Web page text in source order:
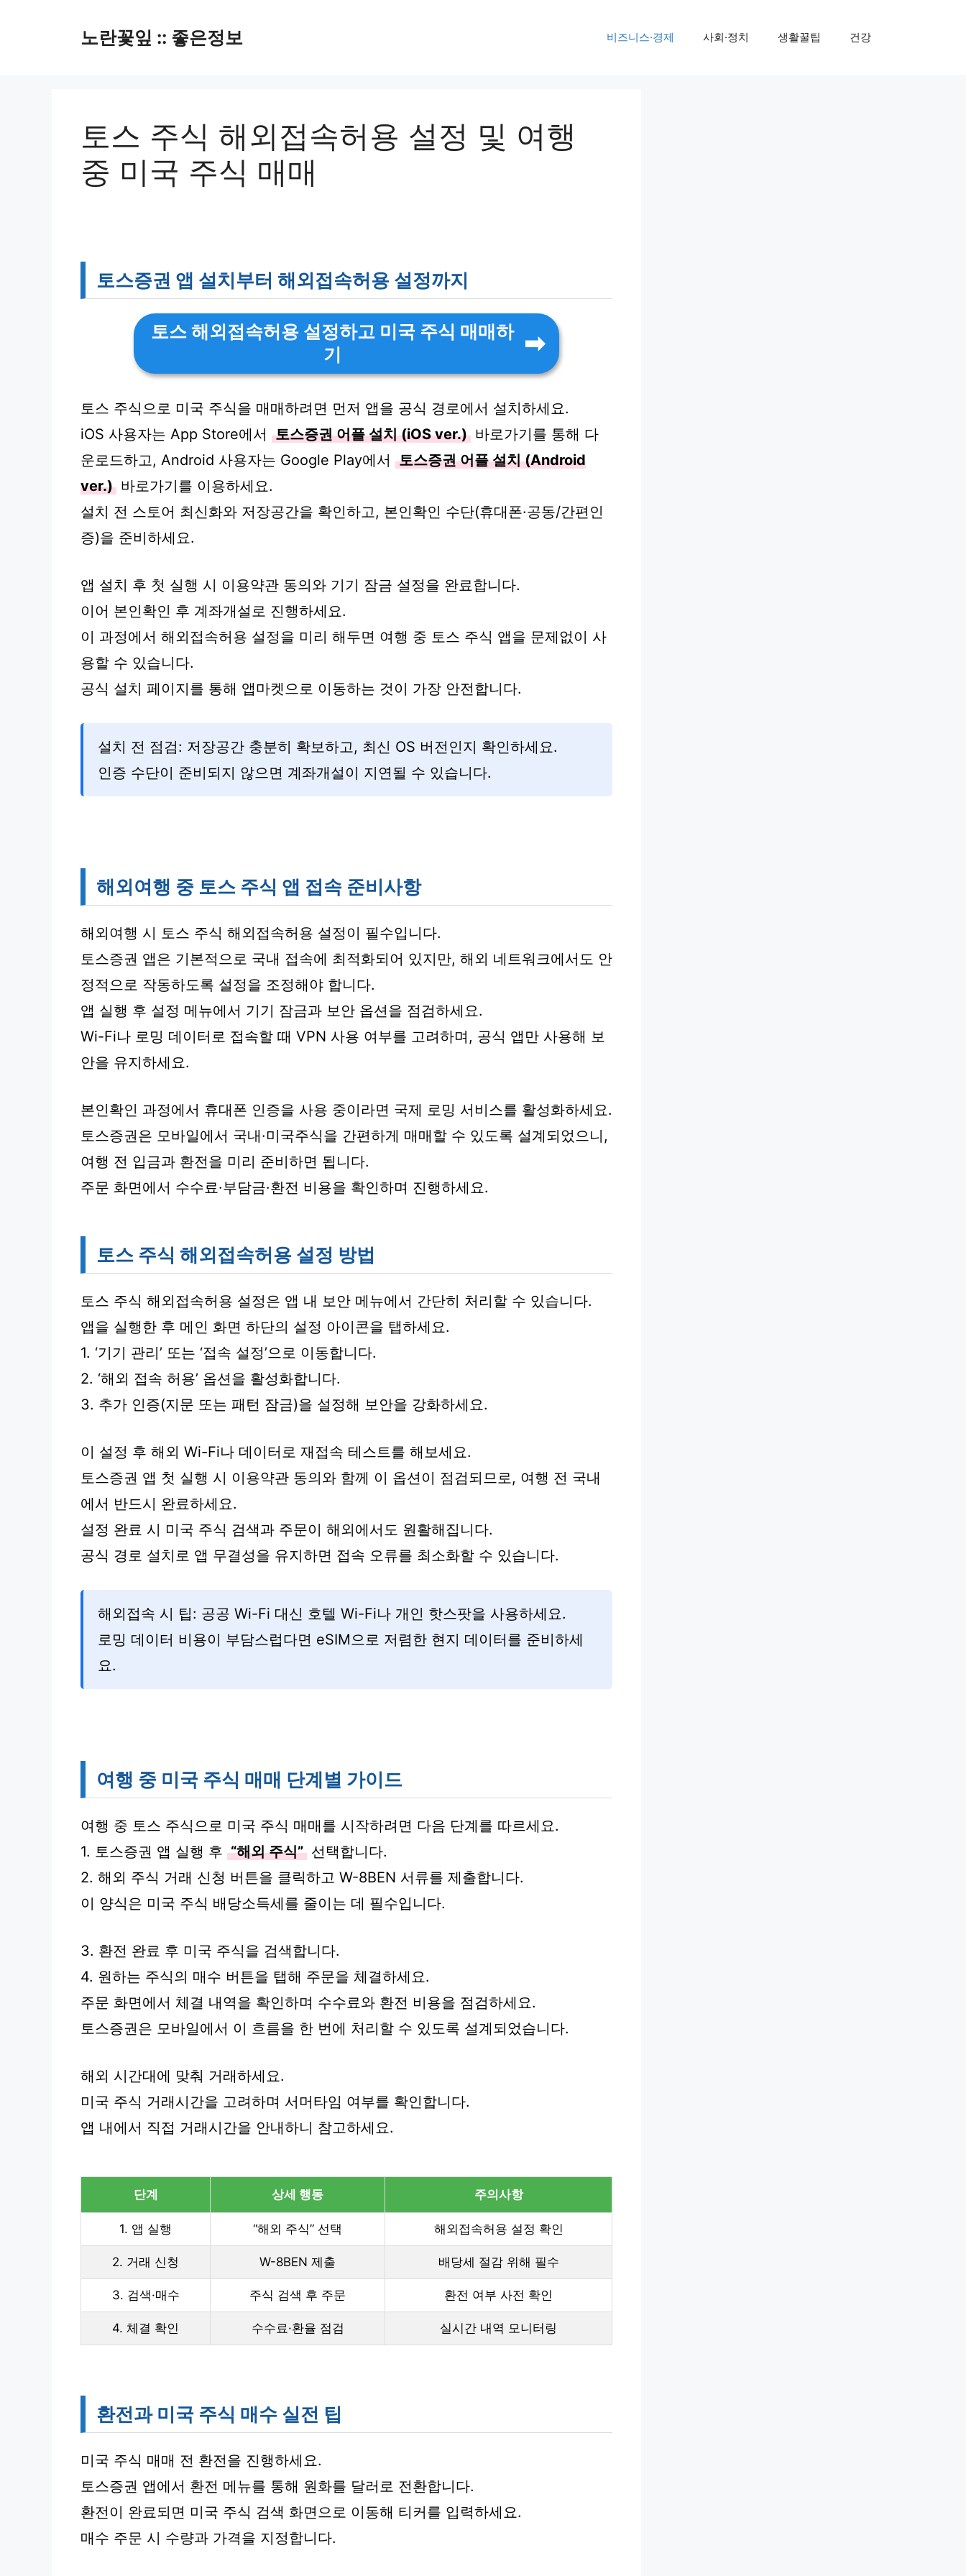
노란꽃잎 :: 좋은정보 비즈니스·경제 사회·정치 생활꿀팁 건강
토스 주식 해외접속허용 설정 및 여행
중 미국 주식 매매
토스증권 앱 설치부터 해외접속허용 설정까지
토스 해외접속허용 설정하고 미국 주식 매매하
기
토스 주식으로 미국 주식을 매매하려면 먼저 앱을 공식 경로에서 설치하세요.
iOS 사용자는 App Store에서 토스증권 어플 설치 (iOS ver.) 바로가기를 통해 다
운로드하고, Android 사용자는 Google Play에서 토스증권 어플 설치 (Android
ver.) 바로가기를 이용하세요.
설치 전 스토어 최신화와 저장공간을 확인하고, 본인확인 수단(휴대폰·공동/간편인
증)을 준비하세요.
앱 설치 후 첫 실행 시 이용약관 동의와 기기 잠금 설정을 완료합니다.
이어 본인확인 후 계좌개설로 진행하세요.
이 과정에서 해외접속허용 설정을 미리 해두면 여행 중 토스 주식 앱을 문제없이 사
용할 수 있습니다.
공식 설치 페이지를 통해 앱마켓으로 이동하는 것이 가장 안전합니다.
설치 전 점검: 저장공간 충분히 확보하고, 최신 OS 버전인지 확인하세요.
인증 수단이 준비되지 않으면 계좌개설이 지연될 수 있습니다.
해외여행 중 토스 주식 앱 접속 준비사항
해외여행 시 토스 주식 해외접속허용 설정이 필수입니다.
토스증권 앱은 기본적으로 국내 접속에 최적화되어 있지만, 해외 네트워크에서도 안
정적으로 작동하도록 설정을 조정해야 합니다.
앱 실행 후 설정 메뉴에서 기기 잠금과 보안 옵션을 점검하세요.
Wi-Fi나 로밍 데이터로 접속할 때 VPN 사용 여부를 고려하며, 공식 앱만 사용해 보
안을 유지하세요.
본인확인 과정에서 휴대폰 인증을 사용 중이라면 국제 로밍 서비스를 활성화하세요.
토스증권은 모바일에서 국내·미국주식을 간편하게 매매할 수 있도록 설계되었으니,
여행 전 입금과 환전을 미리 준비하면 됩니다.
주문 화면에서 수수료·부담금·환전 비용을 확인하며 진행하세요.
토스 주식 해외접속허용 설정 방법
토스 주식 해외접속허용 설정은 앱 내 보안 메뉴에서 간단히 처리할 수 있습니다.
앱을 실행한 후 메인 화면 하단의 설정 아이콘을 탭하세요.
1. ‘기기 관리’ 또는 ‘접속 설정’으로 이동합니다.
2. ‘해외 접속 허용’ 옵션을 활성화합니다.
3. 추가 인증(지문 또는 패턴 잠금)을 설정해 보안을 강화하세요.
이 설정 후 해외 Wi-Fi나 데이터로 재접속 테스트를 해보세요.
토스증권 앱 첫 실행 시 이용약관 동의와 함께 이 옵션이 점검되므로, 여행 전 국내
에서 반드시 완료하세요.
설정 완료 시 미국 주식 검색과 주문이 해외에서도 원활해집니다.
공식 경로 설치로 앱 무결성을 유지하면 접속 오류를 최소화할 수 있습니다.
해외접속 시 팁: 공공 Wi-Fi 대신 호텔 Wi-Fi나 개인 핫스팟을 사용하세요.
로밍 데이터 비용이 부담스럽다면 eSIM으로 저렴한 현지 데이터를 준비하세
요.
여행 중 미국 주식 매매 단계별 가이드
여행 중 토스 주식으로 미국 주식 매매를 시작하려면 다음 단계를 따르세요.
1. 토스증권 앱 실행 후 “해외 주식” 선택합니다.
2. 해외 주식 거래 신청 버튼을 클릭하고 W-8BEN 서류를 제출합니다.
이 양식은 미국 주식 배당소득세를 줄이는 데 필수입니다.
3. 환전 완료 후 미국 주식을 검색합니다.
4. 원하는 주식의 매수 버튼을 탭해 주문을 체결하세요.
주문 화면에서 체결 내역을 확인하며 수수료와 환전 비용을 점검하세요.
토스증권은 모바일에서 이 흐름을 한 번에 처리할 수 있도록 설계되었습니다.
해외 시간대에 맞춰 거래하세요.
미국 주식 거래시간을 고려하며 서머타임 여부를 확인합니다.
앱 내에서 직접 거래시간을 안내하니 참고하세요.
단계 상세 행동 주의사항
1. 앱 실행 “해외 주식” 선택 해외접속허용 설정 확인
2. 거래 신청 W-8BEN 제출 배당세 절감 위해 필수
3. 검색·매수 주식 검색 후 주문 환전 여부 사전 확인
4. 체결 확인 수수료·환율 점검 실시간 내역 모니터링
환전과 미국 주식 매수 실전 팁
미국 주식 매매 전 환전을 진행하세요.
토스증권 앱에서 환전 메뉴를 통해 원화를 달러로 전환합니다.
환전이 완료되면 미국 주식 검색 화면으로 이동해 티커를 입력하세요.
매수 주문 시 수량과 가격을 지정합니다.